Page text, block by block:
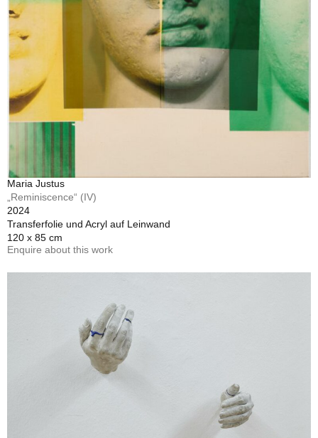
Maria Justus
„Reminiscence“ (IV)
2024
Transferfolie und Acryl auf Leinwand
120 x 85 cm
Enquire about this work